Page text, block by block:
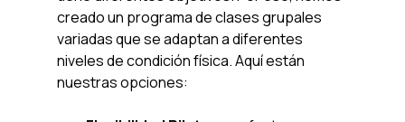
creado un programa de clases grupales
variadas que se adaptan a diferentes
niveles de condición física. Aquí están
nuestras opciones: